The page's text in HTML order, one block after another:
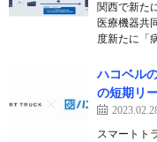
関西で新た
医療機器共
度新たに「
ハコベル
の短期リ
スマートト